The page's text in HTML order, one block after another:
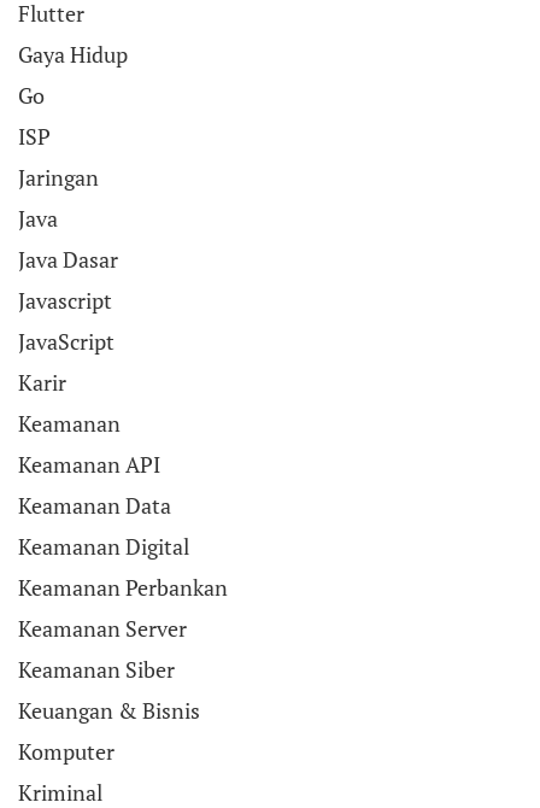
Flutter
Gaya Hidup
Go
ISP
Jaringan
Java
Java Dasar
Javascript
JavaScript
Karir
Keamanan
Keamanan API
Keamanan Data
Keamanan Digital
Keamanan Perbankan
Keamanan Server
Keamanan Siber
Keuangan & Bisnis
Komputer
Kriminal